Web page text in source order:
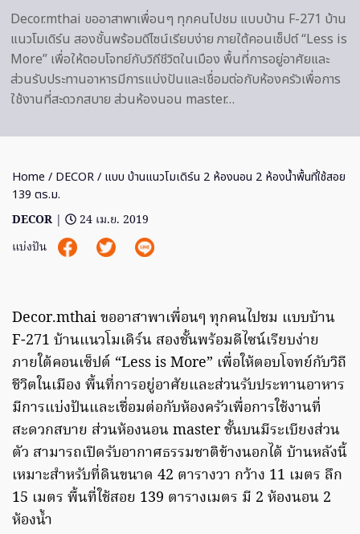
Decor.mthai ขออาสาพาเพื่อนๆ ทุกคนไปชม แบบบ้าน F-271 บ้าน
แนวโมเดิร์น สองชั้นพร้อมดีไซน์เรียบง่าย ภายใต้คอนเซ็ปต์ “Less is
More” เพื่อให้ตอบโจทย์กับวิถีชีวิตในเมือง พื้นที่การอยู่อาศัยและ
ส่วนรับประทานอาหารมีการแบ่งปันและเชื่อมต่อกับห้องครัวเพื่อการ
ใช้งานที่สะดวกสบาย ส่วนห้องนอน master…
Home / DECOR/ แบบ บ้านแนวโมเดิร์น 2 ห้องนอน 2 ห้องน้ำพื้นที่ใช้สอย
139 ตร.ม.
DECOR |
24 เม.ย. 2019
แบ่งปัน
Decor.mthai ขออาสาพาเพื่อนๆ ทุกคนไปชม แบบบ้าน
F-271 บ้านแนวโมเดิร์น สองชั้นพร้อมดีไซน์เรียบง่าย
ภายใต้คอนเซ็ปต์ “Less is More” เพื่อให้ตอบโจทย์กับวิถี
ชีวิตในเมือง พื้นที่การอยู่อาศัยและส่วนรับประทานอาหาร
มีการแบ่งปันและเชื่อมต่อกับห้องครัวเพื่อการใช้งานที่
สะดวกสบาย ส่วนห้องนอน master ชั้นบนมีระเบียงส่วน
ตัว สามารถเปิดรับอากาศธรรมชาติข้างนอกได้ บ้านหลังนี้
เหมาะสำหรับที่ดินขนาด 42 ตารางวา กว้าง 11 เมตร ลึก
15 เมตร พื้นที่ใช้สอย 139 ตารางเมตร มี 2 ห้องนอน 2
ห้องน้ำ